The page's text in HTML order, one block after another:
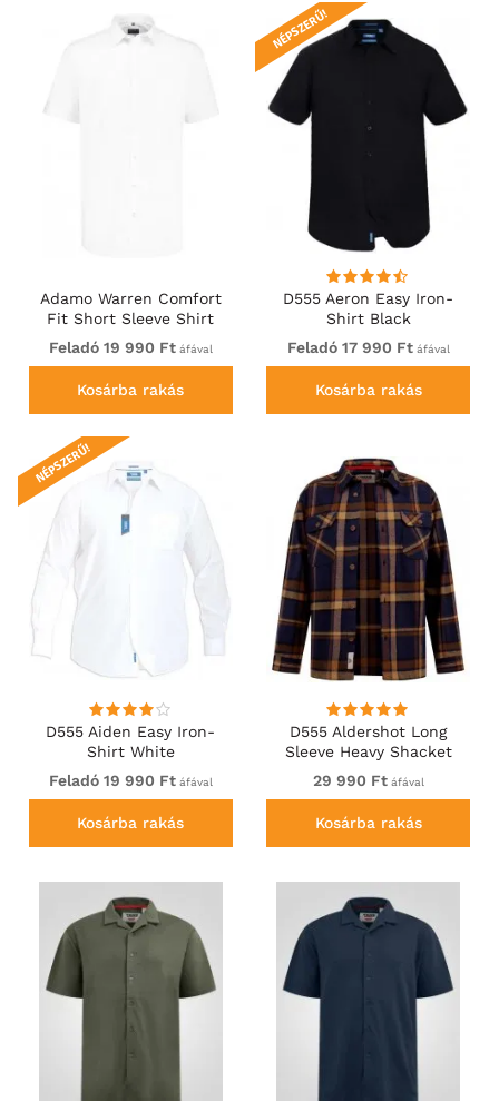
Adamo Warren Comfort
Fit Short Sleeve Shirt
White
Feladó 19 990 Ftáfával
Kosárba rakás
D555 Aeron Easy Iron-
Shirt Black
NÉPSZERŰ!
Feladó 17 990 Ftáfával
Kosárba rakás
D555 Aiden Easy Iron-
Shirt White
NÉPSZERŰ!
Feladó 19 990 Ftáfával
Kosárba rakás
D555 Aldershot Long
Sleeve Heavy Shacket
Overshirt Tan/Navy Check
29 990 Ftáfával
Kosárba rakás